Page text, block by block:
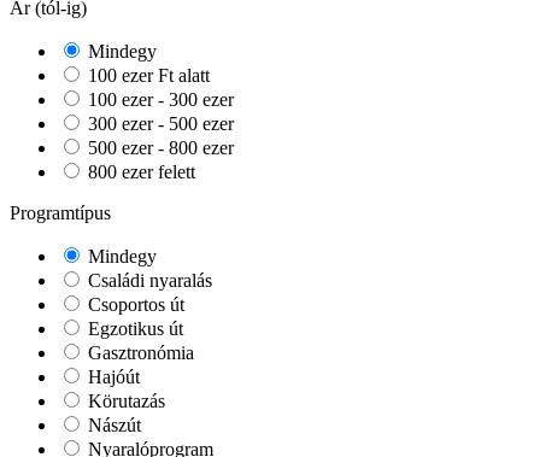
Ár (tól-ig)
Mindegy
100 ezer Ft alatt
100 ezer - 300 ezer
300 ezer - 500 ezer
500 ezer - 800 ezer
800 ezer felett
Programtípus
Mindegy
Családi nyaralás
Csoportos út
Egzotikus út
Gasztronómia
Hajóút
Körutazás
Nászút
Nyaralóprogram